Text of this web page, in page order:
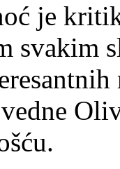
je
svakim